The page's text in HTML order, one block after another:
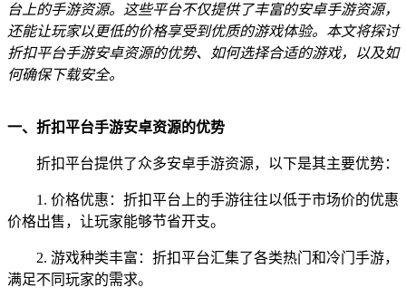
台上的手游资源。这些平台不仅提供了丰富的安卓手游资源，
还能让玩家以更低的价格享受到优质的游戏体验。本文将探讨
折扣平台手游安卓资源的优势、如何选择合适的游戏，以及如
何确保下载安全。
一、折扣平台手游安卓资源的优势
折扣平台提供了众多安卓手游资源，以下是其主要优势：
1. 价格优惠：折扣平台上的手游往往以低于市场价的优惠
价格出售，让玩家能够节省开支。
2. 游戏种类丰富：折扣平台汇集了各类热门和冷门手游，
满足不同玩家的需求。